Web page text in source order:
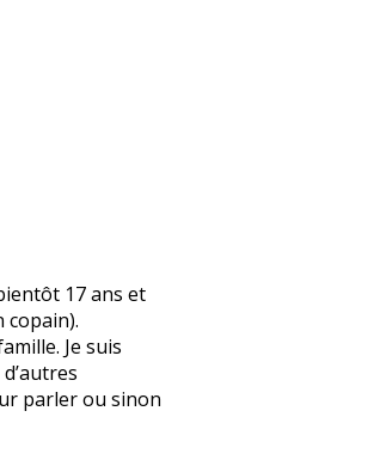
17 ans et
copain).
Je suis
parler ou sinon